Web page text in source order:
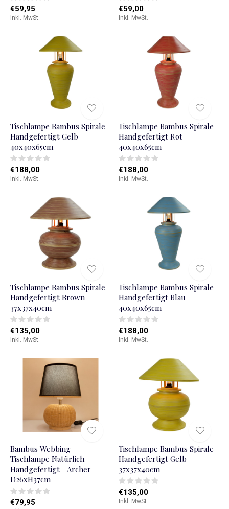
€59,95
Inkl. MwSt.
€59,00
Inkl. MwSt.
Tischlampe Bambus Spirale
Handgefertigt Gelb
40x40x65cm
€188,00
Inkl. MwSt.
Tischlampe Bambus Spirale
Handgefertigt Rot
40x40x65cm
€188,00
Inkl. MwSt.
Tischlampe Bambus Spirale
Handgefertigt Brown
37x37x40cm
€135,00
Inkl. MwSt.
Tischlampe Bambus Spirale
Handgefertigt Blau
40x40x65cm
€188,00
Inkl. MwSt.
Bambus Webbing
Tischlampe Natürlich
Handgefertigt - Archer
D26xH37cm
€79,95
Tischlampe Bambus Spirale
Handgefertigt Gelb
37x37x40cm
€135,00
Inkl. MwSt.